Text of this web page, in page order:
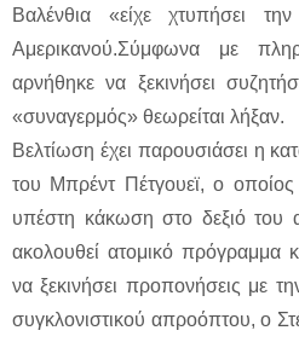
Βαλένθια «είχε χτυπήσει
Αμερικανού.Σύμφωνα με
αρνήθηκε να ξεκινήσει
«συναγερμός» θεωρείται λήξαν.
Βελτίωση έχει παρουσιάσει η
του Μπρέντ Πέτγουεϊ, ο
υπέστη κάκωση στο δεξιό του
ακολουθεί ατομικό πρόγραμμα
να ξεκινήσει προπονήσεις με
συγκλονιστικού απροόπτου, ο